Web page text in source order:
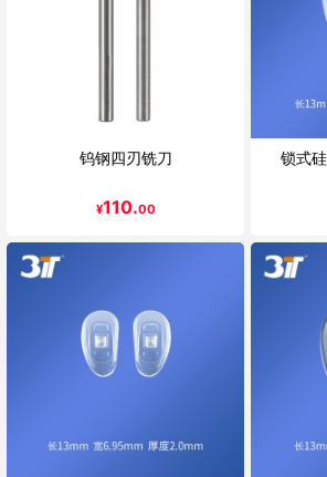
钨钢四刃铣刀
¥110.00
锁式